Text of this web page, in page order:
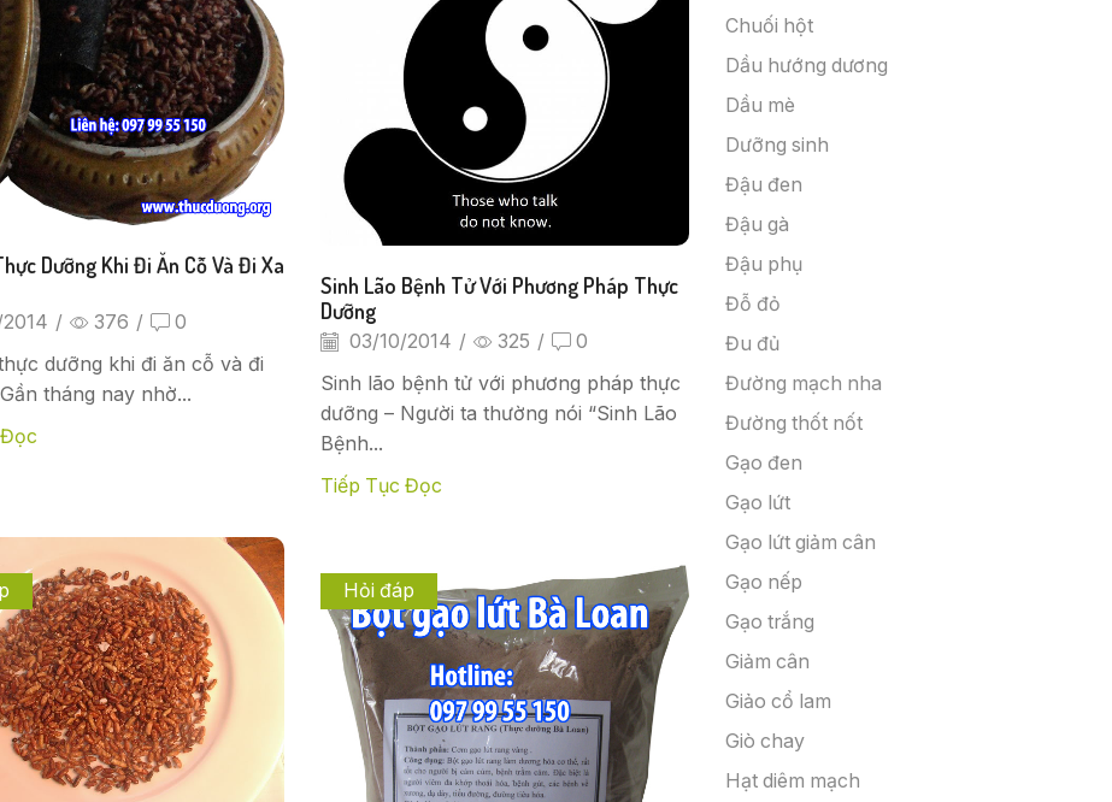
Dưỡng Khi Đi Ăn Cỗ Và Đi Xa
/ 376 / 0
dưỡng khi đi ăn cỗ và đi
tháng nay nhờ...
Sinh Lão Bệnh Tử Với Phương Pháp Thực
Dưỡng
03/10/2014 / 325 / 0
Sinh lão bệnh tử với phương pháp thực
dưỡng – Người ta thường nói “Sinh Lão
Bệnh...
Tiếp Tục Đọc
Hỏi đáp
Chuối hột
Dầu hướng dương
Dầu mè
Dưỡng sinh
Đậu đen
Đậu gà
Đậu phụ
Đỗ đỏ
Đu đủ
Đường mạch nha
Đường thốt nốt
Gạo đen
Gạo lứt
Gạo lứt giảm cân
Gạo nếp
Gạo trắng
Giảm cân
Giảo cổ lam
Giò chay
Hạt diêm mạch